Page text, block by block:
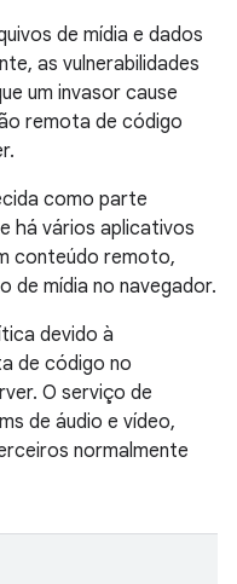
de mídia e dados
as vulnerabilidades
um invasor cause
remota de código
como parte
há vários aplicativos
conteúdo remoto,
de mídia no navegador.
devido à
de código no
O serviço de
de áudio e vídeo,
normalmente